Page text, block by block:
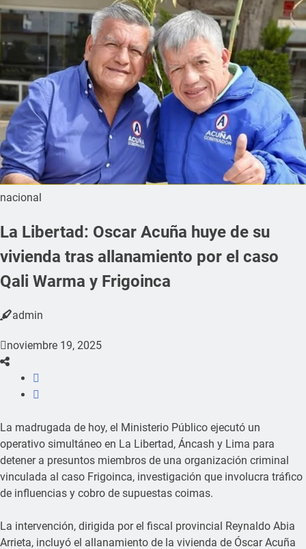
nacional
La Libertad: Oscar Acuña huye de su
vivienda tras allanamiento por el caso
Qali Warma y Frigoinca
admin
noviembre 19, 2025
La madrugada de hoy, el Ministerio Público ejecutó un
operativo simultáneo en La Libertad, Áncash y Lima para
detener a presuntos miembros de una organización criminal
vinculada al caso Frigoinca, investigación que involucra tráfico
de influencias y cobro de supuestas coimas.
La intervención, dirigida por el fiscal provincial Reynaldo Abia
Arrieta, incluyó el allanamiento de la vivienda de Óscar Acuña